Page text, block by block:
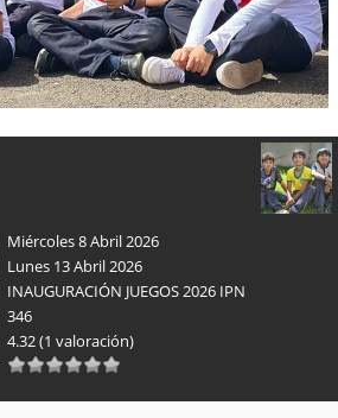
Miércoles 8 Abril 2026
Lunes 13 Abril 2026
INAUGURACIÓN JUEGOS 2026 IPN
346
4.32(1 valoración)